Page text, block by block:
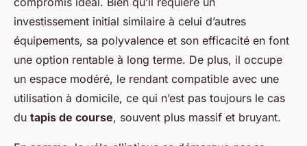
investissement initial similaire à celui d’autres
équipements, sa polyvalence et son efficacité en font
une option rentable à long terme. De plus, il occupe
un espace modéré, le rendant compatible avec une
utilisation à domicile, ce qui n’est pas toujours le cas
du tapis de course, souvent plus massif et bruyant.